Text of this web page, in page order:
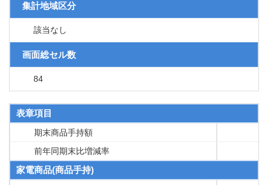
集計地域区分
該当なし
画面総セル数
84
表章項目
期末商品手持額
前年同期末比増減率
家電商品(商品手持)